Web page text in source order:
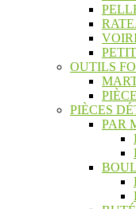
OUTILS
PIÈCES
PAR